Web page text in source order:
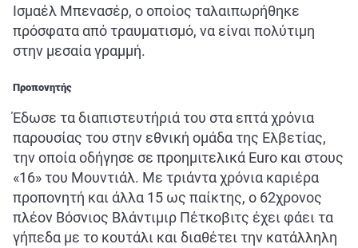
Ισμαέλ Μπενασέρ, ο οποίος ταλαιπωρήθηκε
πρόσφατα από τραυματισμό, να είναι πολύτιμη
στην μεσαία γραμμή.
Προπονητής
Έδωσε τα διαπιστευτήριά του στα επτά χρόνια
παρουσίας του στην εθνική ομάδα της Ελβετίας,
την οποία οδήγησε σε προημιτελικά Euro και στους
«16» του Μουντιάλ. Με τριάντα χρόνια καριέρα
προπονητή και άλλα 15 ως παίκτης, ο 62χρονος
πλέον Βόσνιος Βλάντιμιρ Πέτκοβιτς έχει φάει τα
γήπεδα με το κουτάλι και διαθέτει την κατάλληλη